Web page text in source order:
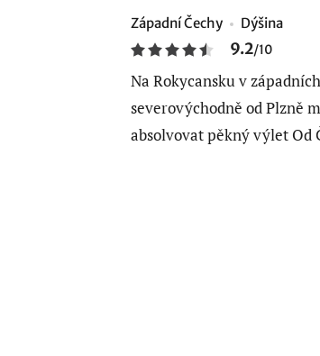
Západní Čechy Dýšina
9.2/10
Na Rokycansku v
severovýchodně od Plzně
absolvovat pěkný výlet Od